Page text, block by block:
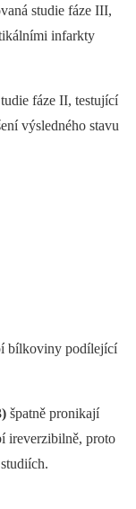
studie fáze III,
infarkty
fáze II, testující
výsledného stavu
bílkoviny podílející
špatně pronikají
ireverzibilně, proto